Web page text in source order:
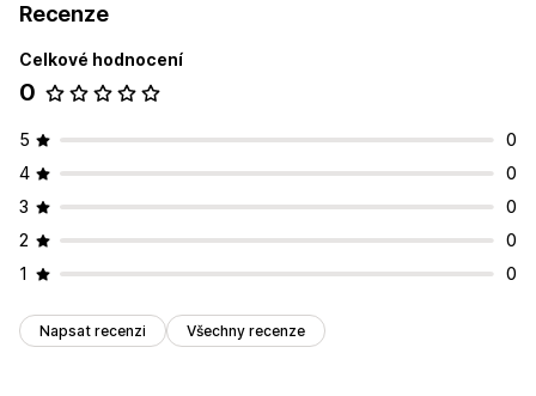
Recenze
Celkové hodnocení
0
5
0
4
0
3
0
2
0
1
0
Napsat recenzi Všechny recenze